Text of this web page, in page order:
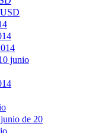
junio
de 20